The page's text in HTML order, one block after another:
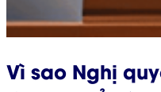
Vì sao Nghị